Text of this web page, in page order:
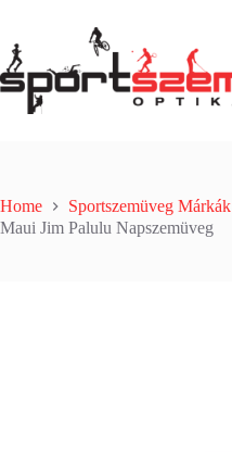
Home Sportszemüveg Márkák
Maui Jim Palulu Napszemüveg